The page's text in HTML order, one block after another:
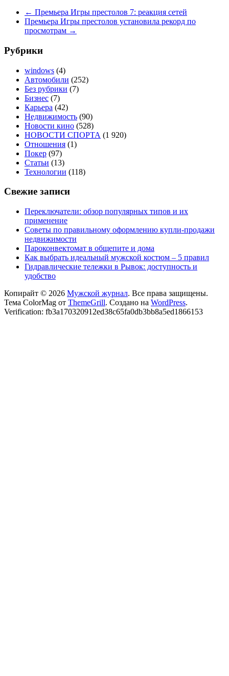
← Премьера Игры престолов 7: реакция сетей
Премьера Игры престолов установила рекорд по
просмотрам →
Рубрики
windows (4)
Автомобили (252)
Без рубрики (7)
Бизнес (7)
Карьера (42)
Недвижимость (90)
Новости кино (528)
НОВОСТИ СПОРТА (1 920)
Отношения (1)
Покер (97)
Статьи (13)
Технологии (118)
Свежие записи
Переключатели: обзор популярных типов и их
применение
Советы по правильному оформлению купли-продажи
недвижимости
Пароконвектомат в общепите и дома
Как выбрать идеальный мужской костюм – 5 правил
Гидравлические тележки в Рывок: доступность и
удобство
Копирайт © 2026 Мужской журнал. Все права защищены.
Тема ColorMag от ThemeGrill. Создано на WordPress.
Verification: fb3a170320912ed38c65fa0db3bb8a5ed1866153